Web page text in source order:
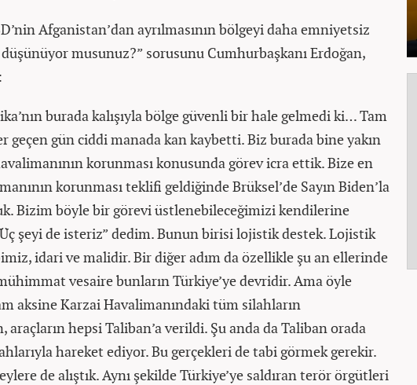
Afganistan’dan ayrılmasının bölgeyi daha emniyetsiz
musunuz?” sorusunu Cumhurbaşkanı Erdoğan,
burada kalışıyla bölge güvenli bir hale gelmedi ki… Tam
geçen gün ciddi manada kan kaybetti. Biz burada bine yakın
korunması konusunda görev icra ettik. Bize en
korunması teklifi geldiğinde Brüksel’de Sayın Biden’la
Bizim böyle bir görevi üstlenebileceğimizi kendilerine
şeyi de isteriz” dedim. Bunun birisi lojistik destek. Lojistik
idari ve malidir. Bir diğer adım da özellikle şu an ellerinde
vesaire bunların Türkiye’ye devridir. Ama öyle
aksine Karzai Havalimanındaki tüm silahların
araçların hepsi Taliban’a verildi. Şu anda da Taliban orada
hareket ediyor. Bu gerçekleri de tabi görmek gerekir.
de alıştık. Aynı şekilde Türkiye’ye saldıran terör örgütleri